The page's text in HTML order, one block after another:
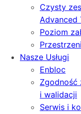
Czysty
Advanced
Poziom
Nasze Usługi
Enbloc
Zgodność
i walidacji
Serwis i